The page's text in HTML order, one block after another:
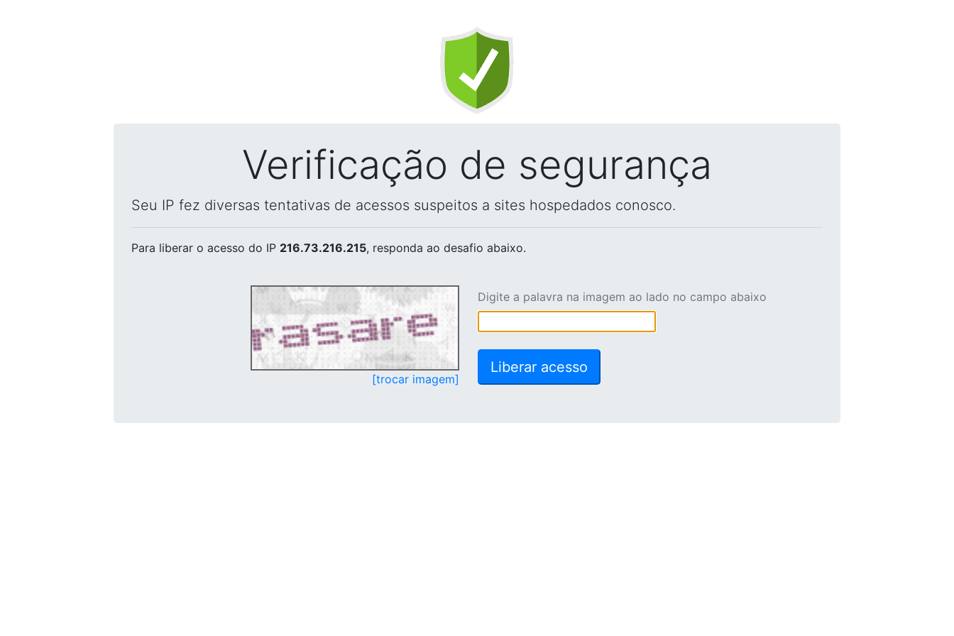
Verificação de segurança
Seu IP fez diversas tentativas de acessos suspeitos a sites hospedados conosco.
Para liberar o acesso do IP 216.73.216.215, responda ao desafio abaixo.
[trocar imagem]
Digite a palavra na imagem ao lado no campo abaixo